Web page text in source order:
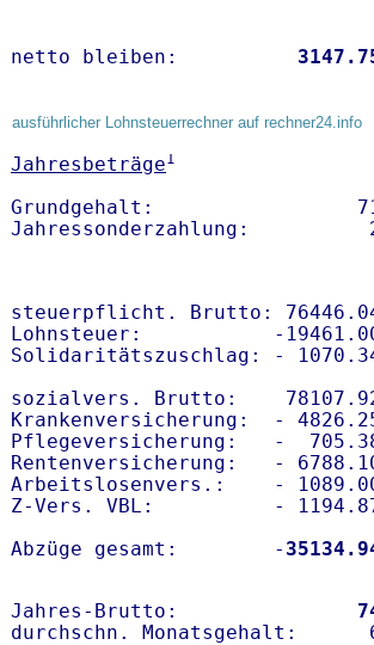
netto bleiben:
ausführlicher Lohnsteuerrechner auf rechner24.info
Jahresbeträge1
Grundgehalt:
steuerpflicht. Brutto:
Lohnsteuer:           -
Solidaritätszuschlag: -
sozialvers. Brutto:
Krankenversicherung:  -
Pflegeversicherung:   -
Rentenversicherung:   -
Arbeitslosenvers.:    -
Z-Vers. VBL:          -
Abzüge gesamt:        -
Jahres-Brutto: